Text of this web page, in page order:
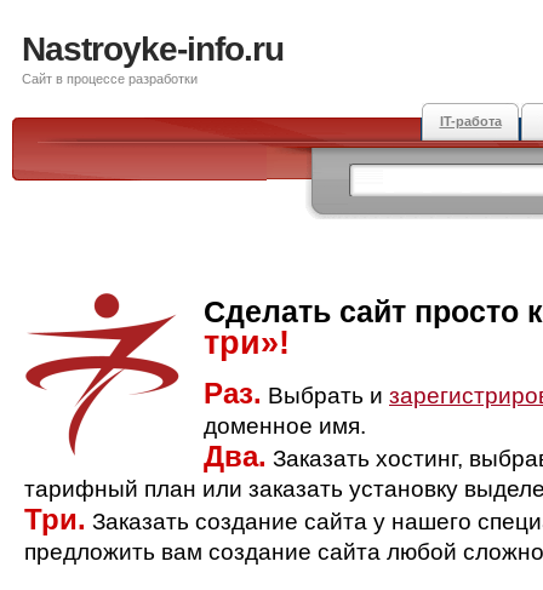
Nastroyke-info.ru
Сайт в процессе разработки
IT-работа
Сделать сайт просто
три»!
Раз. Выбрать и
доменное имя.
Два. Заказать хостинг,
тарифный план или заказать установку
Три. Заказать создание сайта у нашего
предложить вам создание сайта любой